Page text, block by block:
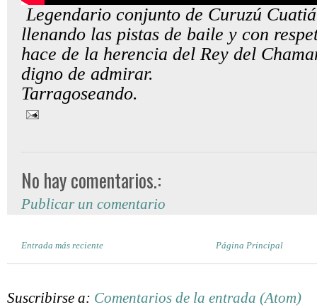
Legendario conjunto de Curuzú
llenando las pistas de baile y con
hace de la herencia del Rey del
digno de admirar.
Tarragoseando.
No hay comentarios.:
Publicar un comentario
Entrada más reciente Página Principal
Suscribirse a: Comentarios de la entrada (Atom)